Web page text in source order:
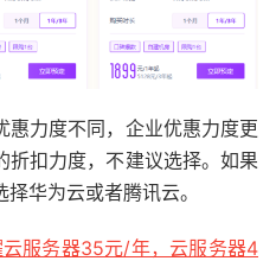
惠力度不同，企业优惠力度更
折扣力度，不建议选择。如果
华为云或者腾讯云。
服务器35元/年，云服务器4